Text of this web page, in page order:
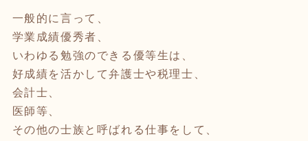
一般的に言って、
学業成績優秀者、
いわゆる勉強のできる優等生は、
好成績を活かして弁護士や税理士、
会計士、
医師等、
その他の士族と呼ばれる仕事をして、